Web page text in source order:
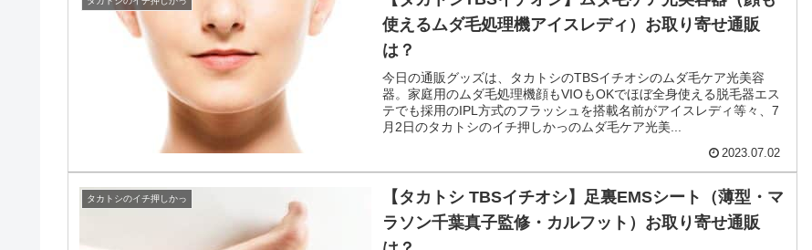
〈広告〉このブログはプロモーションを含みます